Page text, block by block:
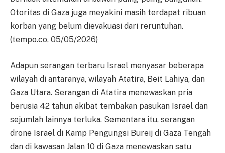
Otoritas di Gaza juga meyakini masih terdapat ribuan
korban yang belum dievakuasi dari reruntuhan.
(tempo.co, 05/05/2026)
Adapun serangan terbaru Israel menyasar beberapa
wilayah di antaranya, wilayah Atatira, Beit Lahiya, dan
Gaza Utara. Serangan di Atatira menewaskan pria
berusia 42 tahun akibat tembakan pasukan Israel dan
sejumlah lainnya terluka. Sementara itu, serangan
drone Israel di Kamp Pengungsi Bureij di Gaza Tengah
dan di kawasan Jalan 10 di Gaza menewaskan satu